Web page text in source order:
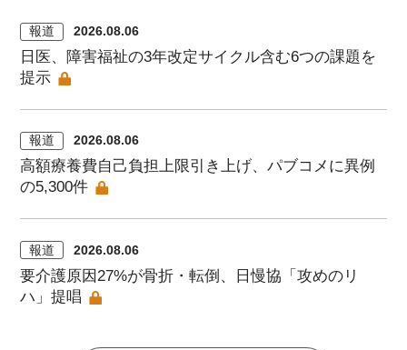
報道 2026.08.06
日医、障害福祉の3年改定サイクル含む6つの課題を
提示
報道 2026.08.06
高額療養費自己負担上限引き上げ、パブコメに異例
の5,300件
報道 2026.08.06
要介護原因27%が骨折・転倒、日慢協「攻めのリ
ハ」提唱